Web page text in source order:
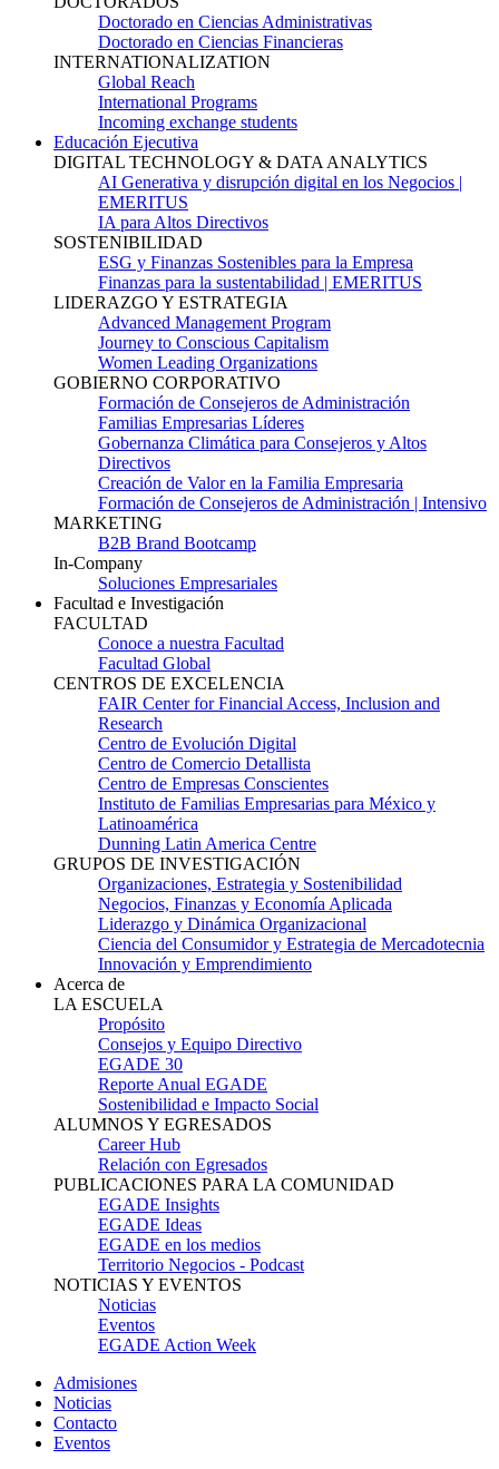
Doctorado en Ciencias Administrativas
Doctorado en Ciencias Financieras
INTERNATIONALIZATION
Global Reach
International Programs
Incoming exchange students
Educación Ejecutiva
DIGITAL TECHNOLOGY & DATA ANALYTICS
AI Generativa y disrupción digital en los Negocios |
EMERITUS
IA para Altos Directivos
SOSTENIBILIDAD
ESG y Finanzas Sostenibles para la Empresa
Finanzas para la sustentabilidad | EMERITUS
LIDERAZGO Y ESTRATEGIA
Advanced Management Program
Journey to Conscious Capitalism
Women Leading Organizations
GOBIERNO CORPORATIVO
Formación de Consejeros de Administración
Familias Empresarias Líderes
Gobernanza Climática para Consejeros y Altos
Directivos
Creación de Valor en la Familia Empresaria
Formación de Consejeros de Administración | Intensivo
MARKETING
B2B Brand Bootcamp
In-Company
Soluciones Empresariales
Facultad e Investigación
FACULTAD
Conoce a nuestra Facultad
Facultad Global
CENTROS DE EXCELENCIA
FAIR Center for Financial Access, Inclusion and
Research
Centro de Evolución Digital
Centro de Comercio Detallista
Centro de Empresas Conscientes
Instituto de Familias Empresarias para México y
Latinoamérica
Dunning Latin America Centre
GRUPOS DE INVESTIGACIÓN
Organizaciones, Estrategia y Sostenibilidad
Negocios, Finanzas y Economía Aplicada
Liderazgo y Dinámica Organizacional
Ciencia del Consumidor y Estrategia de Mercadotecnia
Innovación y Emprendimiento
Acerca de
LA ESCUELA
Propósito
Consejos y Equipo Directivo
EGADE 30
Reporte Anual EGADE
Sostenibilidad e Impacto Social
ALUMNOS Y EGRESADOS
Career Hub
Relación con Egresados
PUBLICACIONES PARA LA COMUNIDAD
EGADE Insights
EGADE Ideas
EGADE en los medios
Territorio Negocios - Podcast
NOTICIAS Y EVENTOS
Noticias
Eventos
EGADE Action Week
Admisiones
Noticias
Contacto
Eventos